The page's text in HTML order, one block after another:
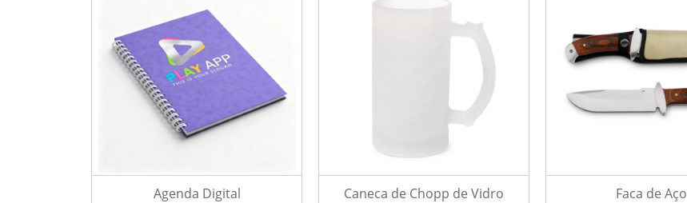
Agenda Digital Caneca de Chopp de Vidro Faca de Aço